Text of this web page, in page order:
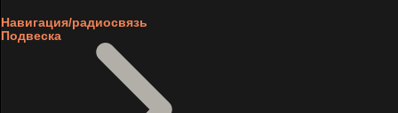
Навигация/радиосвязь
Подвеска